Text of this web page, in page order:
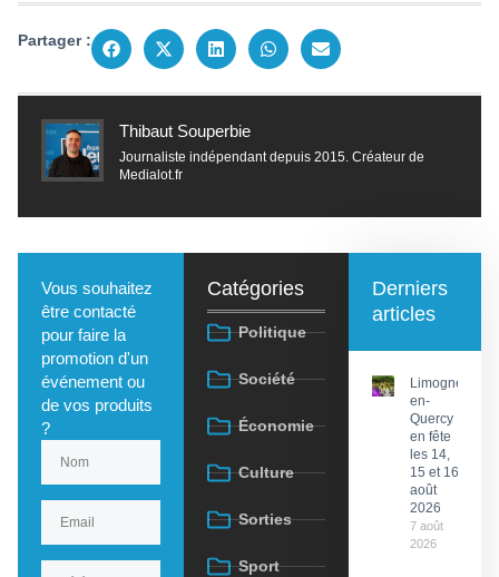
Partager :
Thibaut Souperbie
Journaliste indépendant depuis 2015. Créateur de
Medialot.fr
Vous souhaitez
être contacté
pour faire la
promotion d'un
événement ou
de vos produits
?
Catégories
Politique
Société
Économie
Culture
Sorties
Sport
Derniers
articles
Limogne-
en-
Quercy
en fête
les 14,
15 et 16
août
2026
7 août
2026